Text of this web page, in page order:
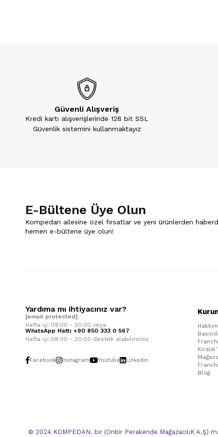
Güvenli Alışveriş
Kredi kartı alışverişlerinde 128 bit SSL
Güvenlik sistemini kullanmaktayız
E-Bültene Üye Olun
Kompedan ailesine özel fırsatlar ve yeni ürünlerden
hemen e-bültene üye olun!
Yardıma mı ihtiyacınız var?
[email protected]
Hafta içi 09:00 - 20:00 veya
WhatsApp Hattı +90 850 333 0 567
Hafta içi 09:00 - 20:00 destek alabilirsiniz
Facebook Instagram Youtube Linkedin
Kiralık
Blog
© 2024 KOMPEDAN. bir (Onbir Perakende MağazacılıK A.Ş)